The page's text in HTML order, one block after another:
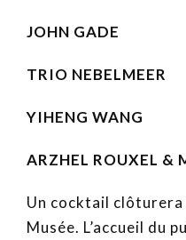
JOHN GADE
TRIO NEBELMEER
YIHENG WANG
ARZHEL ROUXEL &
Un cocktail
Musée. L’accueil du